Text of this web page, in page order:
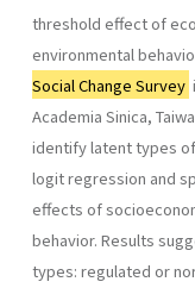
threshold effect of
environmental
Social Change Survey
Academia Sinica,
identify latent types
logit regression and
effects of
behavior. Results
types: regulated or